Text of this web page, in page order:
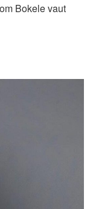
Bokele vaut